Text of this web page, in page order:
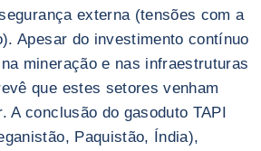
externa (tensões com a
Apesar do investimento contínuo
mineração e nas infraestruturas
que estes setores venham
A conclusão do gasoduto TAPI
Paquistão, Índia),